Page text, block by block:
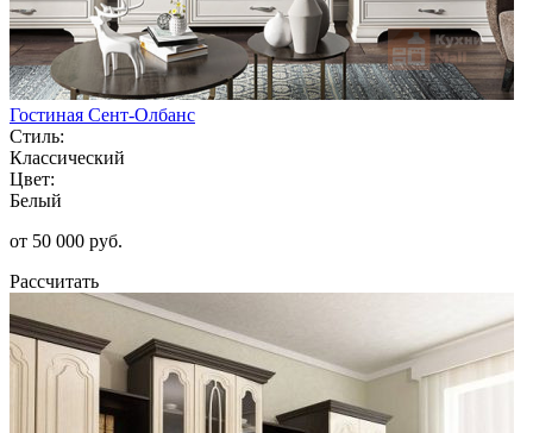
Гостиная Сент-Олбанс
Стиль:
Классический
Цвет:
Белый
от 50 000 руб.
Рассчитать